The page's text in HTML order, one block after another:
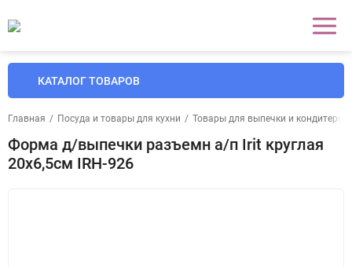
КАТАЛОГ ТОВАРОВ
Главная / Посуда и товары для кухни / Товары для выпечки и
Форма д/выпечки разъемн а/п Irit круглая
20х6,5см IRH-926